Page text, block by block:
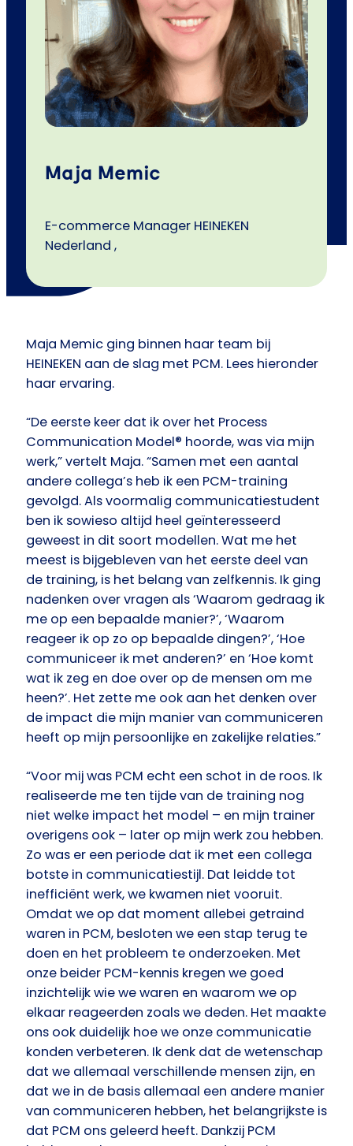
Maja Memic
E-commerce Manager HEINEKEN
Nederland ,
Maja Memic ging binnen haar team bij
HEINEKEN aan de slag met PCM. Lees hieronder
haar ervaring.
“De eerste keer dat ik over het Process
Communication Model® hoorde, was via mijn
werk,” vertelt Maja. “Samen met een aantal
andere collega’s heb ik een PCM-training
gevolgd. Als voormalig communicatiestudent
ben ik sowieso altijd heel geïnteresseerd
geweest in dit soort modellen. Wat me het
meest is bijgebleven van het eerste deel van
de training, is het belang van zelfkennis. Ik ging
nadenken over vragen als ‘Waarom gedraag ik
me op een bepaalde manier?’, ‘Waarom
reageer ik op zo op bepaalde dingen?’, ‘Hoe
communiceer ik met anderen?’ en ‘Hoe komt
wat ik zeg en doe over op de mensen om me
heen?’. Het zette me ook aan het denken over
de impact die mijn manier van communiceren
heeft op mijn persoonlijke en zakelijke relaties.”
“Voor mij was PCM echt een schot in de roos. Ik
realiseerde me ten tijde van de training nog
niet welke impact het model – en mijn trainer
overigens ook – later op mijn werk zou hebben.
Zo was er een periode dat ik met een collega
botste in communicatiestijl. Dat leidde tot
inefficiënt werk, we kwamen niet vooruit.
Omdat we op dat moment allebei getraind
waren in PCM, besloten we een stap terug te
doen en het probleem te onderzoeken. Met
onze beider PCM-kennis kregen we goed
inzichtelijk wie we waren en waarom we op
elkaar reageerden zoals we deden. Het maakte
ons ook duidelijk hoe we onze communicatie
konden verbeteren. Ik denk dat de wetenschap
dat we allemaal verschillende mensen zijn, en
dat we in de basis allemaal een andere manier
van communiceren hebben, het belangrijkste is
dat PCM ons geleerd heeft. Dankzij PCM